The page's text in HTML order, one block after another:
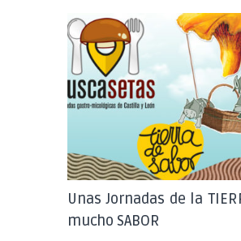
Unas Jornadas de la
mucho SABOR